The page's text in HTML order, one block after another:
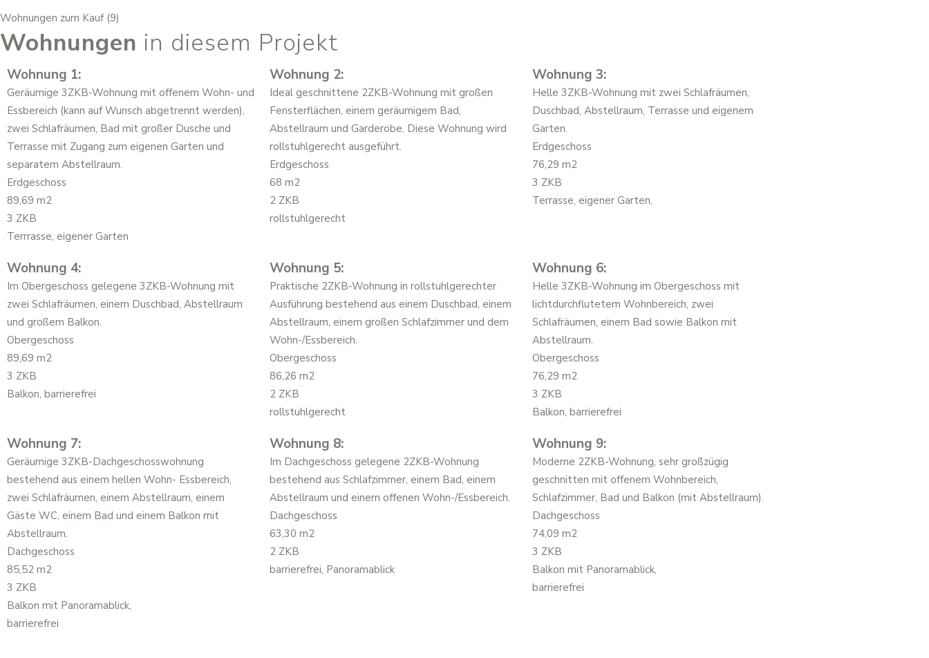
Wohnungen zum Kauf (9)
Wohnungen in diesem Projekt
Wohnung 1:
Geräumige 3ZKB-Wohnung mit offenem Wohn- und
Essbereich (kann auf Wunsch abgetrennt werden),
zwei Schlafräumen, Bad mit großer Dusche und
Terrasse mit Zugang zum eigenen Garten und
separatem Abstellraum.
Erdgeschoss
89,69 m2
3 ZKB
Terrrasse, eigener Garten
Wohnung 2:
Ideal geschnittene 2ZKB-Wohnung mit großen
Fensterflächen, einem geräumigem Bad,
Abstellraum und Garderobe. Diese Wohnung wird
rollstuhlgerecht ausgeführt.
Erdgeschoss
68 m2
2 ZKB
rollstuhlgerecht
Wohnung 3:
Helle 3ZKB-Wohnung mit zwei Schlafräumen,
Duschbad, Abstellraum, Terrasse und eigenem
Garten.
Erdgeschoss
76,29 m2
3 ZKB
Terrasse, eigener Garten,
Wohnung 4:
Im Obergeschoss gelegene 3ZKB-Wohnung mit
zwei Schlafräumen, einem Duschbad, Abstellraum
und großem Balkon.
Obergeschoss
89,69 m2
3 ZKB
Balkon, barrierefrei
Wohnung 5:
Praktische 2ZKB-Wohnung in rollstuhlgerechter
Ausführung bestehend aus einem Duschbad, einem
Abstellraum, einem großen Schlafzimmer und dem
Wohn-/Essbereich.
Obergeschoss
86,26 m2
2 ZKB
rollstuhlgerecht
Wohnung 6:
Helle 3ZKB-Wohnung im Obergeschoss mit
lichtdurchflutetem Wohnbereich, zwei
Schlafräumen, einem Bad sowie Balkon mit
Abstellraum.
Obergeschoss
76,29 m2
3 ZKB
Balkon, barrierefrei
Wohnung 7:
Geräumige 3ZKB-Dachgeschosswohnung
bestehend aus einem hellen Wohn- Essbereich,
zwei Schlafräumen, einem Abstellraum, einem
Gäste WC, einem Bad und einem Balkon mit
Abstellraum.
Dachgeschoss
85,52 m2
3 ZKB
Balkon mit Panoramablick,
barrierefrei
Wohnung 8:
Im Dachgeschoss gelegene 2ZKB-Wohnung
bestehend aus Schlafzimmer, einem Bad, einem
Abstellraum und einem offenen Wohn-/Essbereich.
Dachgeschoss
63,30 m2
2 ZKB
barrierefrei, Panoramablick
Wohnung 9:
Moderne 2ZKB-Wohnung, sehr großzügig
geschnitten mit offenem Wohnbereich,
Schlafzimmer, Bad und Balkon (mit Abstellraum).
Dachgeschoss
74,09 m2
3 ZKB
Balkon mit Panoramablick,
barrierefrei